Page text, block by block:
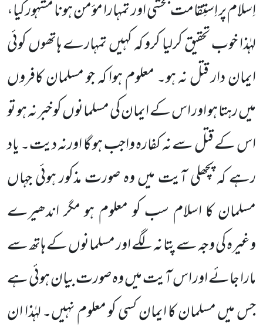
اِسلام پر اِستِقامت بخشی اور تمہارا مؤمن ہونا مشہور کیا،
لہٰذا خوب تحقیق کرلیا کرو کہ کہیں تمہارے ہاتھوں کوئی
ایمان دار قتل نہ ہو۔ معلوم ہوا کہ جو مسلمان کافروں
میں رہتا ہو اور اس کے ایمان کی مسلمانوں کو خبر نہ ہو تو
اس کے قتل سے نہ کفارہ واجب ہو گا اورنہ دیت۔ یاد
رہے کہ پچھلی آیت میں وہ صورت مذکور ہوئی جہاں
مسلمان کا اسلام سب کو معلوم ہو مگر اندھیرے
وغیرہ کی وجہ سے پتا نہ لگے اور مسلمانوں کے ہاتھ سے
مارا جائے اور اس آیت میں وہ صورت بیان ہوئی ہے
جس میں مسلمان کا ایمان کسی کو معلوم نہیں۔ لہٰذا ان